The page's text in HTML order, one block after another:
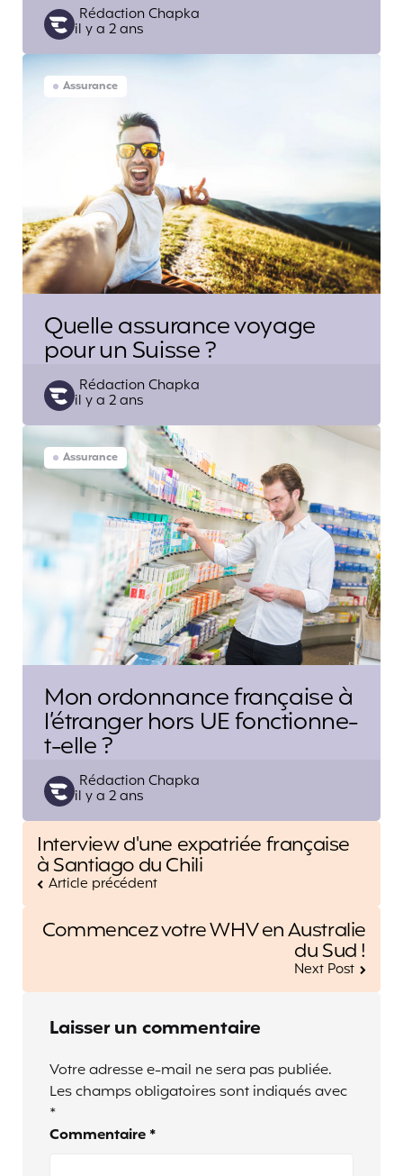
Posted
by
Rédaction Chapka
il y a 2 ans
Assurance
Quelle assurance voyage
pour un Suisse ?
Posted
by
Rédaction Chapka
il y a 2 ans
Assurance
Mon ordonnance française à
l’étranger hors UE fonctionne-
t-elle ?
Posted
by
Rédaction Chapka
il y a 2 ans
Post
navigation
Interview d'une expatriée française
à Santiago du Chili
Article précédent
Commencez votre WHV en Australie
du Sud !
Next Post
Laisser un commentaire
Votre adresse e-mail ne sera pas publiée.
Les champs obligatoires sont indiqués avec
*
Commentaire *